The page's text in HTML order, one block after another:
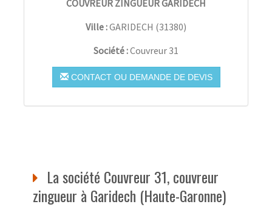
COUVREUR ZINGUEUR GARIDECH
Ville :GARIDECH (31380)
Société :Couvreur 31
CONTACT OU DEMANDE DE DEVIS
La société Couvreur 31, couvreur
zingueur à Garidech (Haute-Garonne)